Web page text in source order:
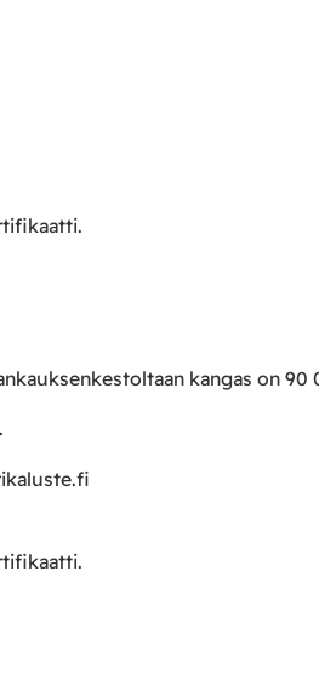
kangas on 90